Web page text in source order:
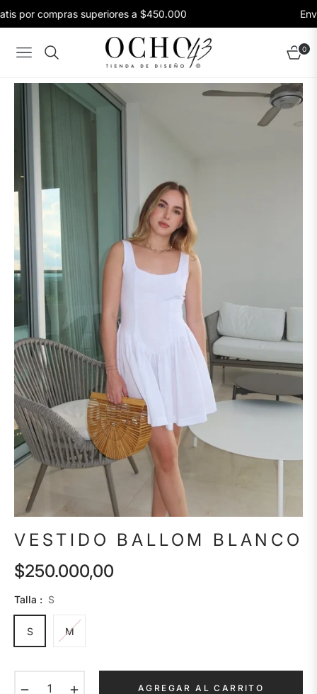
por compras superiores a $450.000
Navigation Carrito
0
VESTIDO BALLOM BLANCO
Precio
habitual
$250.000,00
Talla : S
S M
AGREGAR AL CARRITO